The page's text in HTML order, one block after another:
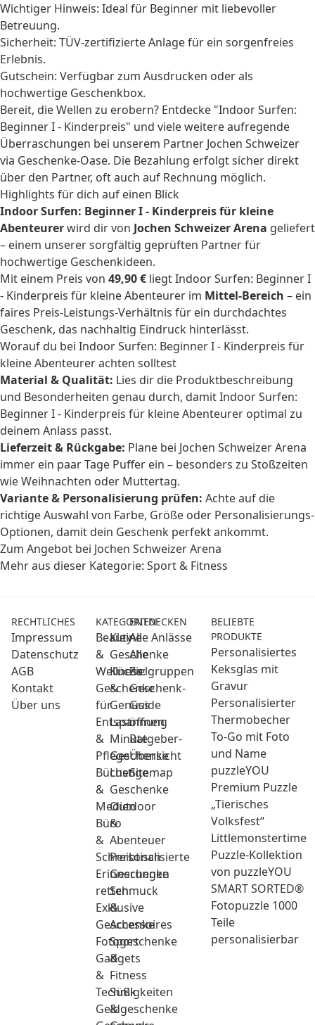
Wichtiger Hinweis: Ideal für Beginner mit liebevoller
Betreuung.
Sicherheit: TÜV-zertifizierte Anlage für ein sorgenfreies
Erlebnis.
Gutschein: Verfügbar zum Ausdrucken oder als
hochwertige Geschenkbox.
Bereit, die Wellen zu erobern? Entdecke "Indoor Surfen:
Beginner I - Kinderpreis" und viele weitere aufregende
Überraschungen bei unserem Partner Jochen Schweizer
via Geschenke-Oase. Die Bezahlung erfolgt sicher direkt
über den Partner, oft auch auf Rechnung möglich.
Highlights für dich auf einen Blick
Indoor Surfen: Beginner I - Kinderpreis für kleine
Abenteurerwird dir von Jochen Schweizer Arena geliefert
– einem unserer sorgfältig geprüften Partner für
hochwertige Geschenkideen.
Mit einem Preis von 49,90 € liegt Indoor Surfen: Beginner I
- Kinderpreis für kleine Abenteurer im Mittel-Bereich – ein
faires Preis-Leistungs-Verhältnis für ein durchdachtes
Geschenk, das nachhaltig Eindruck hinterlässt.
Worauf du bei Indoor Surfen: Beginner I - Kinderpreis für
kleine Abenteurer achten solltest
Material & Qualität: Lies dir die Produktbeschreibung
und Besonderheiten genau durch, damit Indoor Surfen:
Beginner I - Kinderpreis für kleine Abenteurer optimal zu
deinem Anlass passt.
Lieferzeit & Rückgabe: Plane bei Jochen Schweizer Arena
immer ein paar Tage Puffer ein – besonders zu Stoßzeiten
wie Weihnachten oder Muttertag.
Variante & Personalisierung prüfen: Achte auf die
richtige Auswahl von Farbe, Größe oder Personalisierungs-
Optionen, damit dein Geschenk perfekt ankommt.
Zum Angebot bei Jochen Schweizer Arena
Mehr aus dieser Kategorie: Sport & Fitness
RECHTLICHES
Impressum
Datenschutz
AGB
Kontakt
Über uns
KATEGORIEN
Beauty
&
Wellness:
Geschenke
für
Entspannung
&
Pflege
Bücher
&
Medien
Büro
&
Schreibtisch
Erinnerungen
retten
Exklusive
Geschenke
Fotogeschenke
Gadgets
&
Technik
Geldgeschenke
Kleine
Geschenke
Küche
&
Genuss
Last
Minute
Geschenke
Lustige
Geschenke
Outdoor
&
Abenteuer
Personalisierte
Geschenke
Schmuck
&
Accessoires
Sport
&
Fitness
Süßigkeiten
&
ENTDECKEN
Alle Anlässe
Alle
Zielgruppen
Geschenk-
Guide
öffnen
Ratgeber-
Übersicht
Sitemap
BELIEBTE
PRODUKTE
Personalisiertes
Keksglas mit
Gravur
Personalisierter
Thermobecher
To-Go mit Foto
und Name
puzzleYOU
Premium Puzzle
„Tierisches
Volksfest“
Littlemonstertime
Puzzle-Kollektion
von puzzleYOU
SMART SORTED®
Fotopuzzle 1000
Teile
personalisierbar